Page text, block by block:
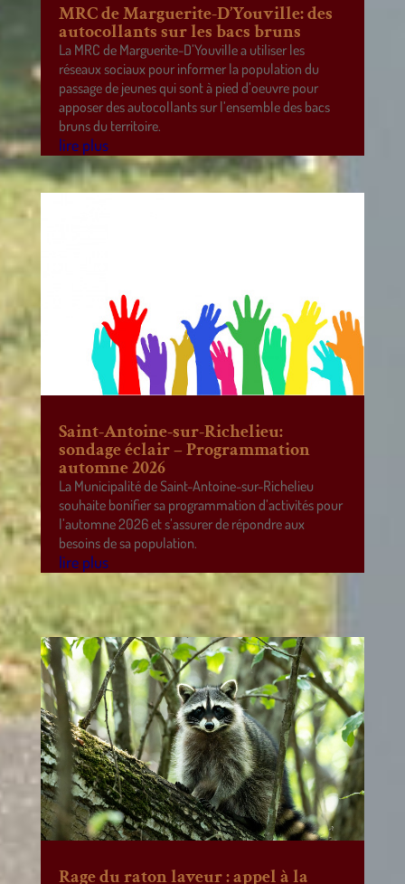
MRC de Marguerite-D’Youville: des
autocollants sur les bacs bruns
La MRC de Marguerite-D’Youville a utiliser les
réseaux sociaux pour informer la population du
passage de jeunes qui sont à pied d’oeuvre pour
apposer des autocollants sur l’ensemble des bacs
bruns du territoire.
lire plus
Saint-Antoine-sur-Richelieu:
sondage éclair – Programmation
automne 2026
La Municipalité de Saint-Antoine-sur-Richelieu
souhaite bonifier sa programmation d’activités pour
l’automne 2026 et s’assurer de répondre aux
besoins de sa population.
lire plus
Rage du raton laveur : appel à la